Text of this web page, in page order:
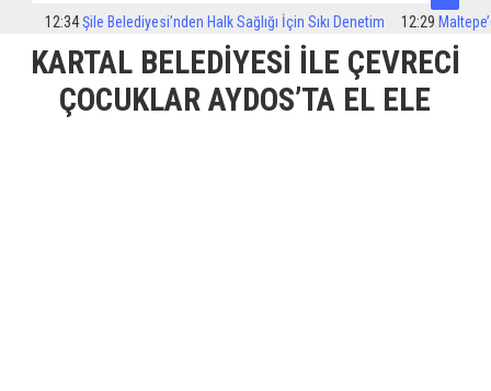
12:34Şile Belediyesi’nden Halk Sağlığı İçin Sıkı Denetim 12:29Maltepe’de
KARTAL BELEDİYESİ İLE ÇEVRECİ
ÇOCUKLAR AYDOS’TA EL ELE